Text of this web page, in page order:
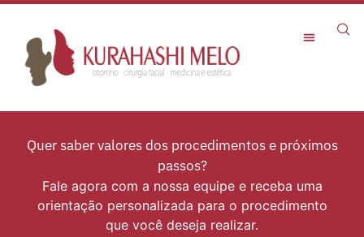
Quer saber valores dos procedimentos e próximos
passos?
Fale agora com a nossa equipe e receba uma
orientação personalizada para o procedimento
que você deseja realizar.